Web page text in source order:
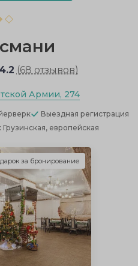
4.2 (68 отзывов)
Армии, 274
Выездная регистрация
Грузинская, европейская
за бронирование